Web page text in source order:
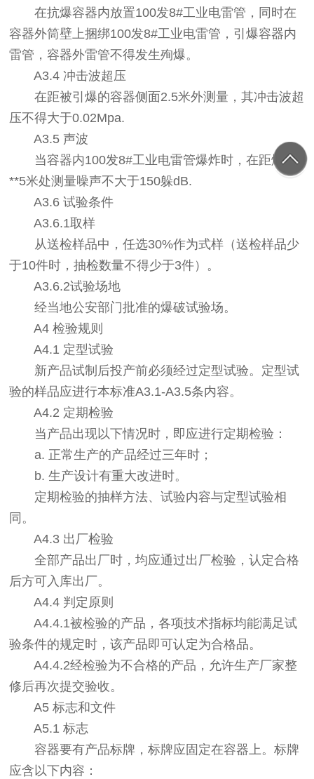
在抗爆容器内放置100发8#工业电雷管，同时在
容器外筒壁上捆绑100发8#工业电雷管，引爆容器内
雷管，容器外雷管不得发生殉爆。
A3.4 冲击波超压
在距被引爆的容器侧面2.5米外测量，其冲击波超
压不得大于0.02Mpa.
A3.5 声波
当容器内100发8#工业电雷管爆炸时，在距爆炸
**5米处测量噪声不大于150躲dB.
A3.6 试验条件
A3.6.1取样
从送检样品中，任选30%作为式样（送检样品少
于10件时，抽检数量不得少于3件）。
A3.6.2试验场地
经当地公安部门批准的爆破试验场。
A4 检验规则
A4.1 定型试验
新产品试制后投产前必须经过定型试验。定型试
验的样品应进行本标准A3.1-A3.5条内容。
A4.2 定期检验
当产品出现以下情况时，即应进行定期检验：
a. 正常生产的产品经过三年时；
b. 生产设计有重大改进时。
定期检验的抽样方法、试验内容与定型试验相
同。
A4.3 出厂检验
全部产品出厂时，均应通过出厂检验，认定合格
后方可入库出厂。
A4.4 判定原则
A4.4.1被检验的产品，各项技术指标均能满足试
验条件的规定时，该产品即可认定为合格品。
A4.4.2经检验为不合格的产品，允许生产厂家整
修后再次提交验收。
A5 标志和文件
A5.1 标志
容器要有产品标牌，标牌应固定在容器上。标牌
应含以下内容：